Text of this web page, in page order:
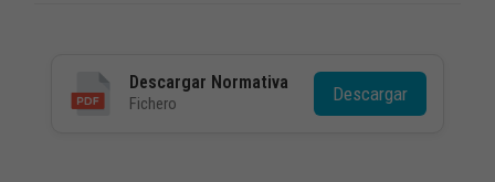
Descargar Normativa
Fichero Descargar